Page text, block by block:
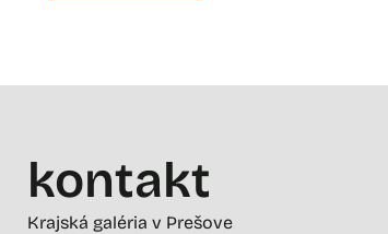
kontakt
Krajská galéria v Prešove